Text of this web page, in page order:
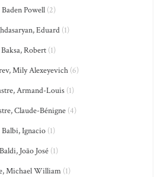
Baden Powell(2)
Eduard(1)
Baksa, Robert (1)
Mily Alexeyevich(6)
Armand-Louis(1)
Claude-Bénigne(4)
Balbi, Ignacio (1)
Baldi, João José(1)
Michael William (1)